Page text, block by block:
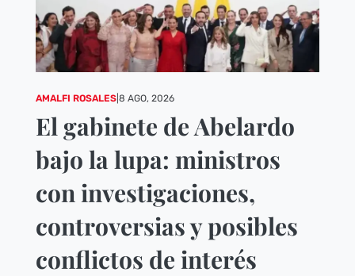
AMALFI ROSALES| 8 AGO, 2026
El gabinete de Abelardo
bajo la lupa: ministros
con investigaciones,
controversias y posibles
conflictos de interés